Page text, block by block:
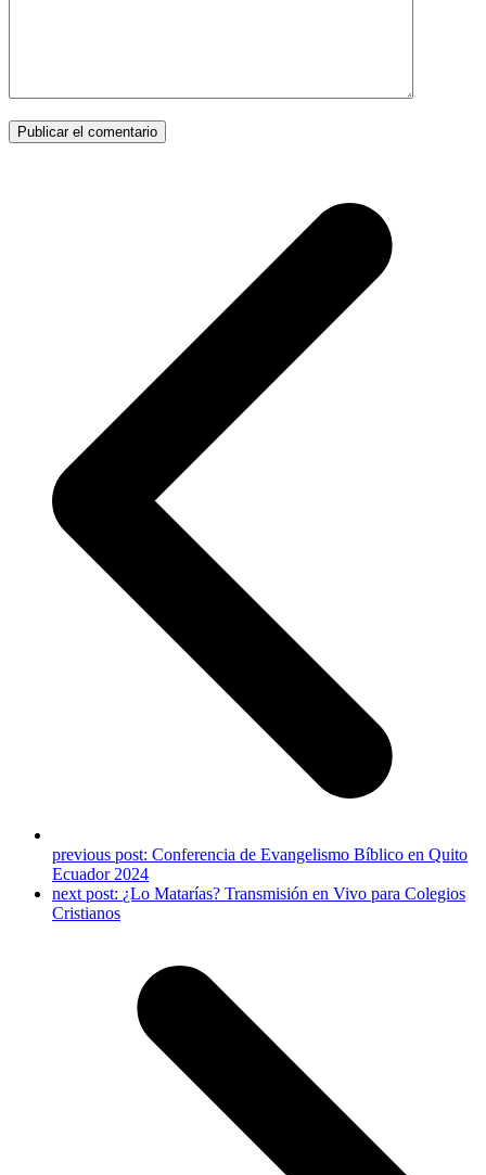
previous post: Conferencia de Evangelismo Bíblico en Quito
Ecuador 2024
next post: ¿Lo Matarías? Transmisión en Vivo para Colegios
Cristianos